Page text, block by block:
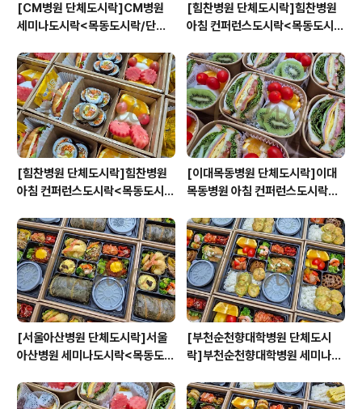
[CM병원 단체도시락]CM병원
세미나도시락<목동도시락/단체
닉>
[힘찬병원 단체도시락]힘찬병원
아침 컨퍼런스도시락<목동도시
원스피크닉>
[힘찬병원 단체도시락]힘찬병원
아침 컨퍼런스도시락<목동도시
원스피크닉>
[이대목동병원 단체도시락]이대
목동병원 아침 컨퍼런스도시락<
이터링:원스피크닉>
[서울아산병원 단체도시락]서울
아산병원 세미나도시락<목동도시
원스피크닉>
[부천순천향대학병원 단체도시
락]부천순천향대학병원 세미나도
시락케이터링:원스피크닉>